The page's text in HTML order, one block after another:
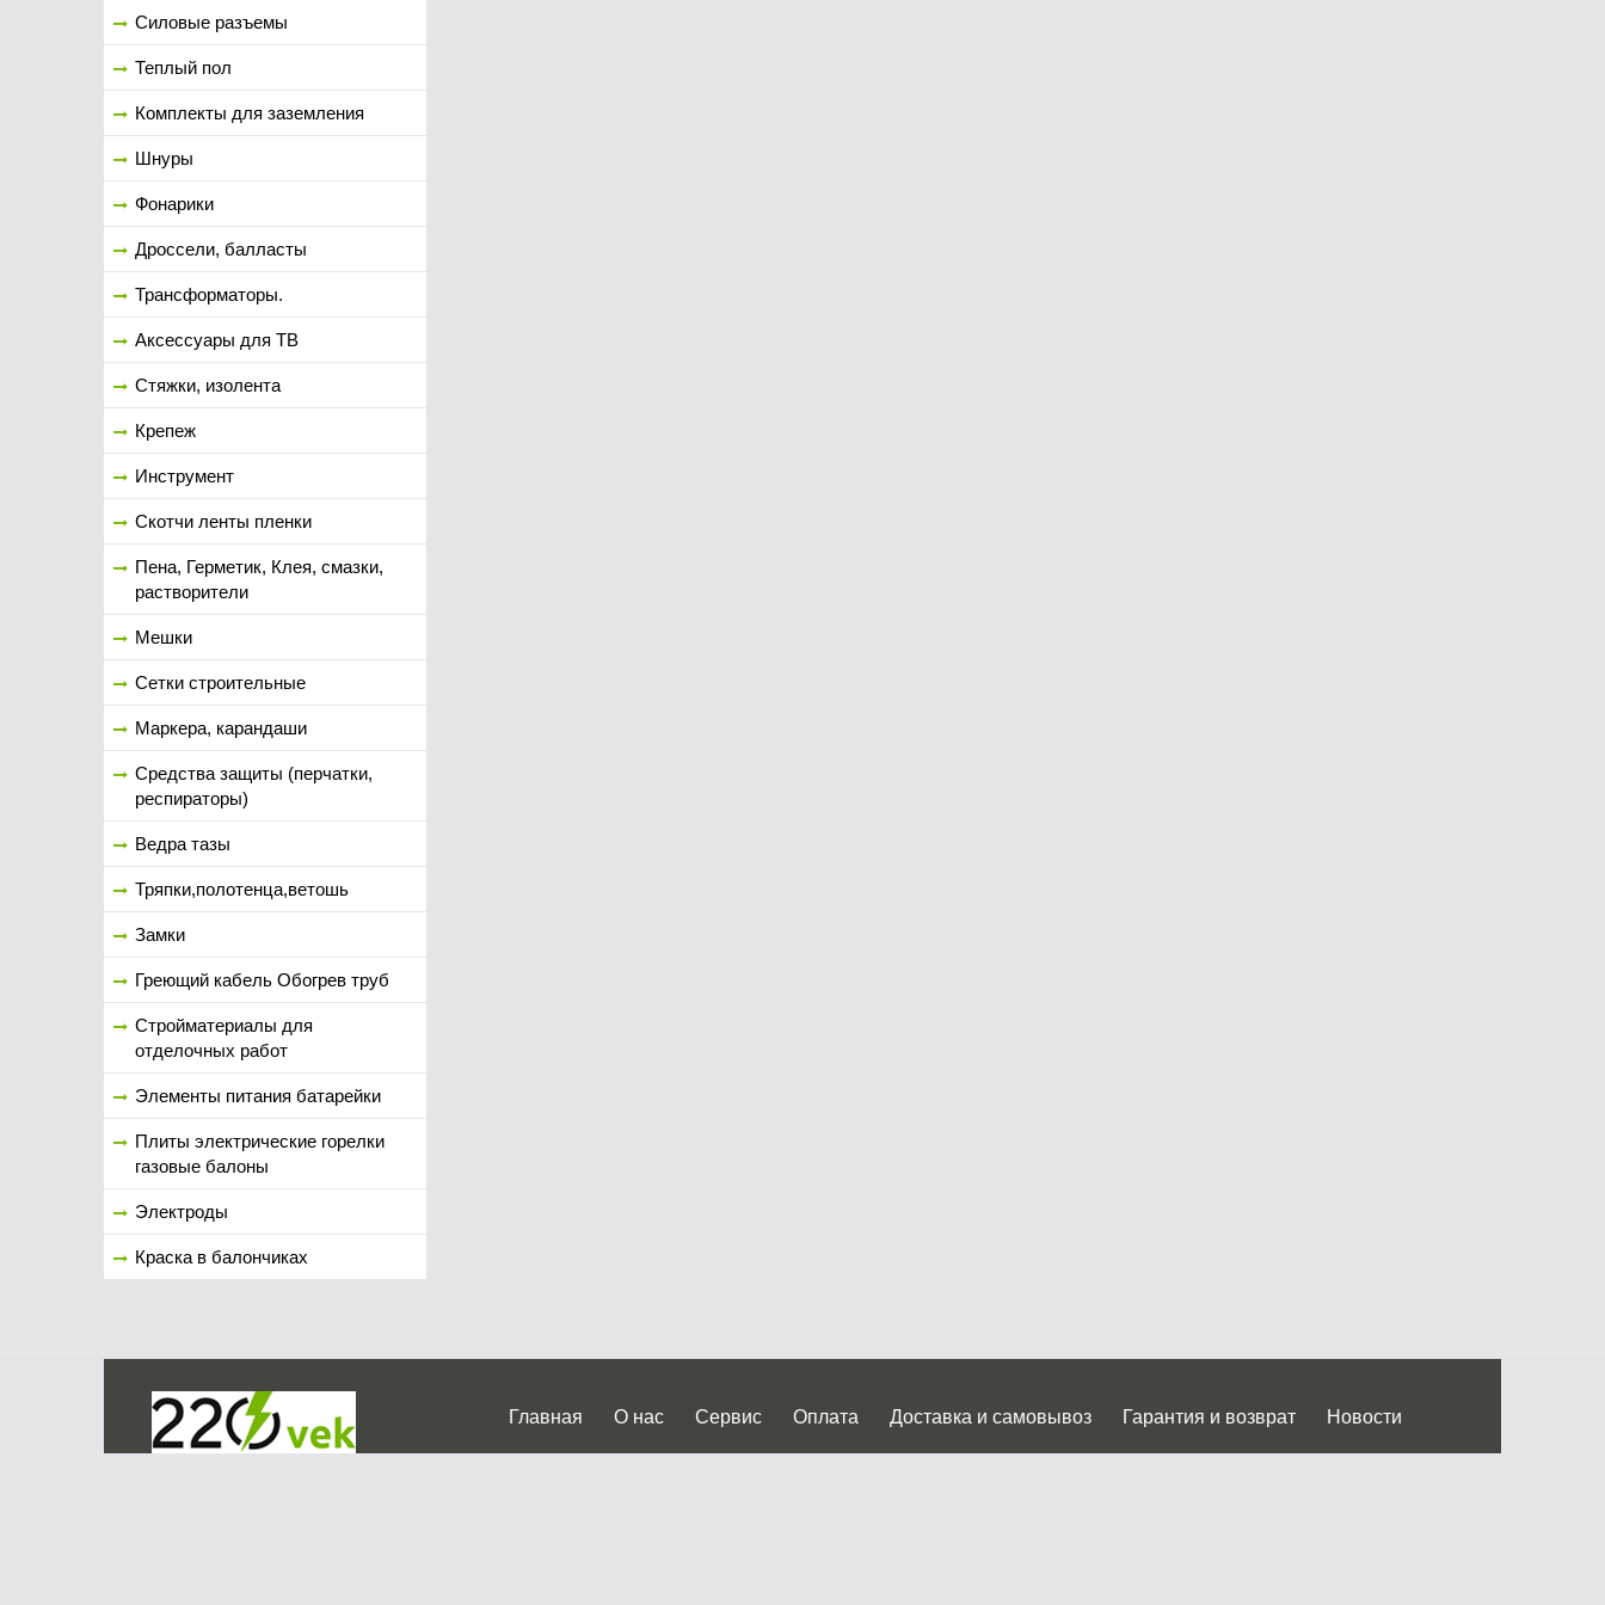
Силовые разъемы
Теплый пол
Комплекты для заземления
Шнуры
Фонарики
Дроссели, балласты
Трансформаторы.
Аксессуары для ТВ
Стяжки, изолента
Крепеж
Инструмент
Скотчи ленты пленки
Пена, Герметик, Клея, смазки,
растворители
Мешки
Сетки строительные
Маркера, карандаши
Средства защиты (перчатки,
респираторы)
Ведра тазы
Тряпки,полотенца,ветошь
Замки
Греющий кабель Обогрев труб
Стройматериалы для
отделочных работ
Элементы питания батарейки
Плиты электрические горелки
газовые балоны
Электроды
Краска в балончиках
Главная О нас Сервис Оплата Доставка и самовывоз Гарантия и возврат Новости